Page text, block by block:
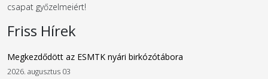
csapat győzelmeiért!
Friss Hírek
Megkezdődött az ESMTK nyári birkózótábora
2026. augusztus 03